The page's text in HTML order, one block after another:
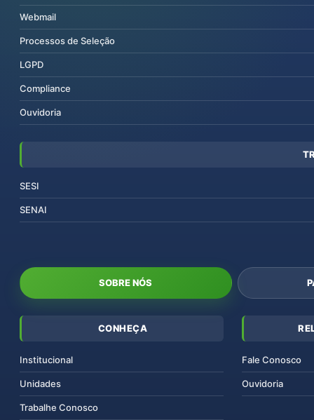
Webmail
Processos de Seleção
LGPD
Compliance
Ouvidoria
SESI
SENAI
SOBRE NÓS
CONHEÇA
Institucional
Unidades
Trabalhe Conosco
Fale Conosco
Ouvidoria